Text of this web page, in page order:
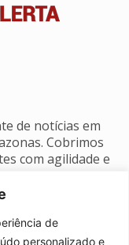
de
personalizado e
de notícias em
Cobrimos
com agilidade e